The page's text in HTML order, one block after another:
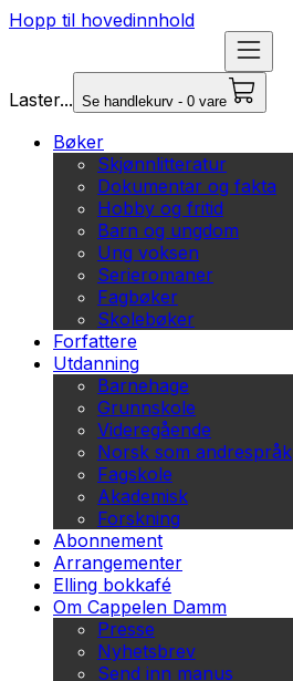
Hopp til hovedinnhold
Laster... Se handlekurv - 0 vare
Bøker
Skjønnlitteratur
Dokumentar og fakta
Hobby og fritid
Barn og ungdom
Ung voksen
Serieromaner
Fagbøker
Skolebøker
Forfattere
Utdanning
Barnehage
Grunnskole
Videregående
Norsk som andrespråk
Fagskole
Akademisk
Forskning
Abonnement
Arrangementer
Elling bokkafé
Om Cappelen Damm
Presse
Nyhetsbrev
Send inn manus